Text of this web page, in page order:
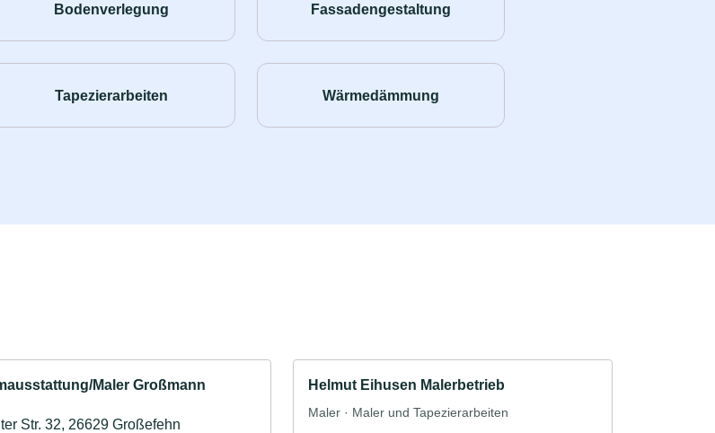
Bodenverlegung Fassadengestaltung
Tapezierarbeiten Wärmedämmung
Maler Großmann
Str. 32, 26629 Großefehn
Helmut Eihusen Malerbetrieb
Maler · Maler und Tapezierarbeiten